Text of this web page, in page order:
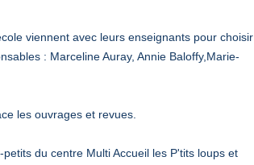
viennent avec leurs enseignants pour choisir
: Marceline Auray, Annie Baloffy,Marie-
les ouvrages et revues.
du centre Multi Accueil les P'tits loups et